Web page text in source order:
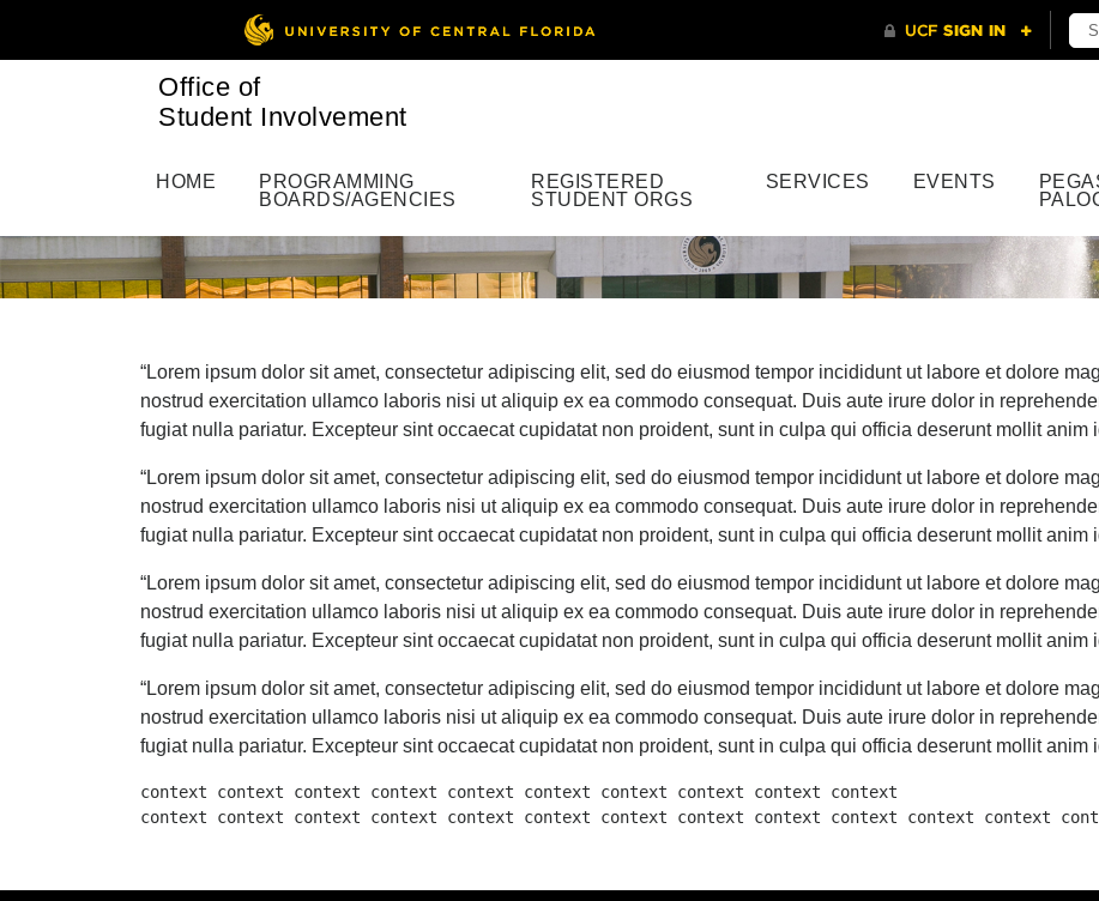
Office of
Student Involvement
HOME
PROGRAMMING
BOARDS/AGENCIES
REGISTERED
STUDENT ORGS
SERVICES EVENTS
“Lorem ipsum dolor sit amet, consectetur adipiscing elit, sed do eiusmod tempor incididunt ut labore et dolore
nostrud exercitation ullamco laboris nisi ut aliquip ex ea commodo consequat. Duis aute irure dolor in
fugiat nulla pariatur. Excepteur sint occaecat cupidatat non proident, sunt in culpa qui officia deserunt mollit anim
“Lorem ipsum dolor sit amet, consectetur adipiscing elit, sed do eiusmod tempor incididunt ut labore et dolore
nostrud exercitation ullamco laboris nisi ut aliquip ex ea commodo consequat. Duis aute irure dolor in
fugiat nulla pariatur. Excepteur sint occaecat cupidatat non proident, sunt in culpa qui officia deserunt mollit anim
“Lorem ipsum dolor sit amet, consectetur adipiscing elit, sed do eiusmod tempor incididunt ut labore et dolore
nostrud exercitation ullamco laboris nisi ut aliquip ex ea commodo consequat. Duis aute irure dolor in
fugiat nulla pariatur. Excepteur sint occaecat cupidatat non proident, sunt in culpa qui officia deserunt mollit anim
“Lorem ipsum dolor sit amet, consectetur adipiscing elit, sed do eiusmod tempor incididunt ut labore et dolore
nostrud exercitation ullamco laboris nisi ut aliquip ex ea commodo consequat. Duis aute irure dolor in
fugiat nulla pariatur. Excepteur sint occaecat cupidatat non proident, sunt in culpa qui officia deserunt mollit anim
context context context context context context context context context context
context context context context context context context context context context context context